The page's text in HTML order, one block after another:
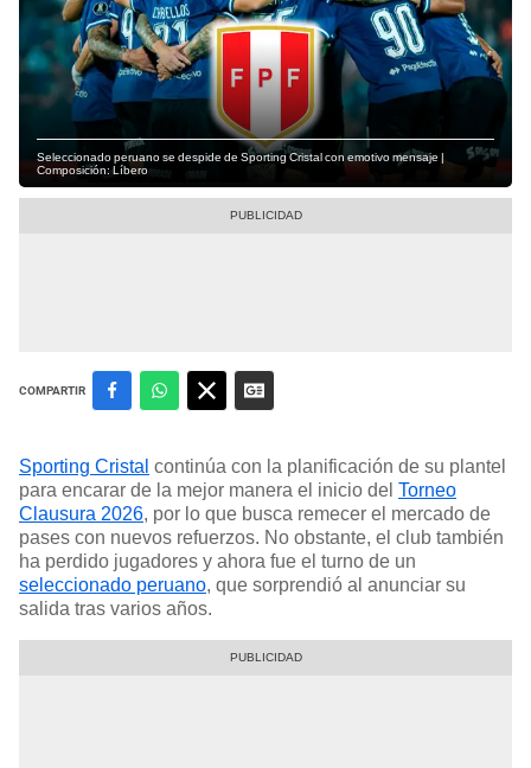
Seleccionado peruano se despide de Sporting Cristal con emotivo mensaje |
Composición: Líbero
COMPARTIR
Sporting Cristal continúa con la planificación de su plantel
para encarar de la mejor manera el inicio del Torneo
Clausura 2026, por lo que busca remecer el mercado de
pases con nuevos refuerzos. No obstante, el club también
ha perdido jugadores y ahora fue el turno de un
seleccionado peruano, que sorprendió al anunciar su
salida tras varios años.